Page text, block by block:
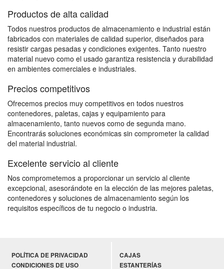
Productos de alta calidad
Todos nuestros productos de almacenamiento e industrial están
fabricados con materiales de calidad superior, diseñados para
resistir cargas pesadas y condiciones exigentes. Tanto nuestro
material nuevo como el usado garantiza resistencia y durabilidad
en ambientes comerciales e industriales.
Precios competitivos
Ofrecemos precios muy competitivos en todos nuestros
contenedores, paletas, cajas y equipamiento para
almacenamiento, tanto nuevos como de segunda mano.
Encontrarás soluciones económicas sin comprometer la calidad
del material industrial.
Excelente servicio al cliente
Nos comprometemos a proporcionar un servicio al cliente
excepcional, asesorándote en la elección de las mejores paletas,
contenedores y soluciones de almacenamiento según los
requisitos específicos de tu negocio o industria.
POLÍTICA DE PRIVACIDAD
CONDICIONES DE USO
CAJAS
ESTANTERÍAS